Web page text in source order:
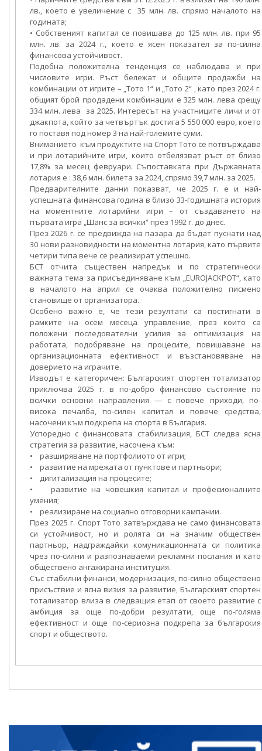
лв., което е увеличение с 35 млн. лв. спрямо началото на
годината;
• Собственият капитал се повишава до 125 млн. лв. при 95
млн. лв. за 2024 г., което е ясен показател за по-силна
финансова устойчивост.
Подобна положителна тенденция се наблюдава и при
числовите игри. Ръст бележат и общите продажби на
комбинации от игрите – „Тото 1“ и „Тото 2“ , като през 2024 г.
общият брой продадени комбинации е 325 млн. лева срещу
334 млн. лева за 2025. Интересът на участниците личи и от
джакпота, който за четвъртък достига 5 550 000 евро, което
го поставя под номер 3 на най-големите суми.
Вниманието към продуктите на Спорт Тото се потвърждава
и при лотарийните игри, които отбелязват ръст от близо
17,8% за месец февруари. Съпоставката при Държавната
лотария е : 38,6 млн. билета за 2024, спрямо 39,7 млн. за 2025.
Предварителните данни показват, че 2025 г. е и най-
успешната финансова година в близо 33-годишната история
на моментните лотарийни игри – от създаването на
първата игра „Шанс за всички“ през 1992 г. до днес.
През 2026 г. се предвижда на пазара да бъдат пуснати над
30 нови разновидности на моментна лотария, като първите
четири типа вече се реализират успешно.
БСТ отчита съществен напредък и по стратегически
важната тема за присъединяване към „EUROJACKPOT“, като
в началото на април се очаква положително писмено
становище от организатора.
Особено важно е, че тези резултати са постигнати в
рамките на осем месеца управление, през които са
положени последователни усилия за оптимизация на
работата, подобряване на процесите, повишаване на
организационната ефективност и възстановяване на
доверието на играчите.
Изводът е категоричен: Българският спортен тотализатор
приключва 2025 г. в по-добро финансово състояние по
всички основни направления — с повече приходи, по-
висока печалба, по-силен капитал и повече средства,
насочени към подкрепа на спорта в България.
Успоредно с финансовата стабилизация, БСТ следва ясна
стратегия за развитие, насочена към:
• разширяване на портфолиото от игри;
• развитие на мрежата от пунктове и партньори;
• дигитализация на процесите;
• развитие на човешкия капитал и професионалните
умения;
• реализиране на социално отговорни кампании.
През 2025 г. Спорт Тото затвърждава не само финансовата
си устойчивост, но и ролята си на значим обществен
партньор, надграждайки комуникационната си политика
чрез по-силни и разпознаваеми рекламни послания и като
обществено ангажирана институция.
Със стабилни финанси, модернизация, по-силно обществено
присъствие и ясна визия за развитие, Българският спортен
тотализатор влиза в следващия етап от своето развитие с
амбиция за още по-добри резултати, още по-голяма
ефективност и още по-сериозна подкрепа за българския
спорт и обществото.